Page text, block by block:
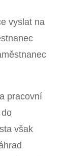
vyslat na
pracovní
však